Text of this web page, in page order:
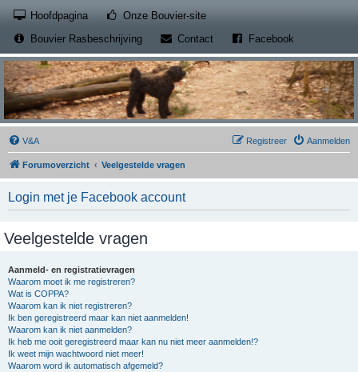
Hoofdpagina Onze Bouvier-site(Opens a new tab)
Bouvier Rasbeschrijving
Contact(Opens a new tab)
Facebook
V&A Aanmelden
Registreer
Forumoverzicht Veelgestelde vragen
Login met je Facebook account
Veelgestelde vragen
Aanmeld- en registratievragen
Waarom moet ik me registreren?
Wat is COPPA?
Waarom kan ik niet registreren?
Ik ben geregistreerd maar kan niet aanmelden!
Waarom kan ik niet aanmelden?
Ik heb me ooit geregistreerd maar kan nu niet meer aanmelden!?
Ik weet mijn wachtwoord niet meer!
Waarom word ik automatisch afgemeld?